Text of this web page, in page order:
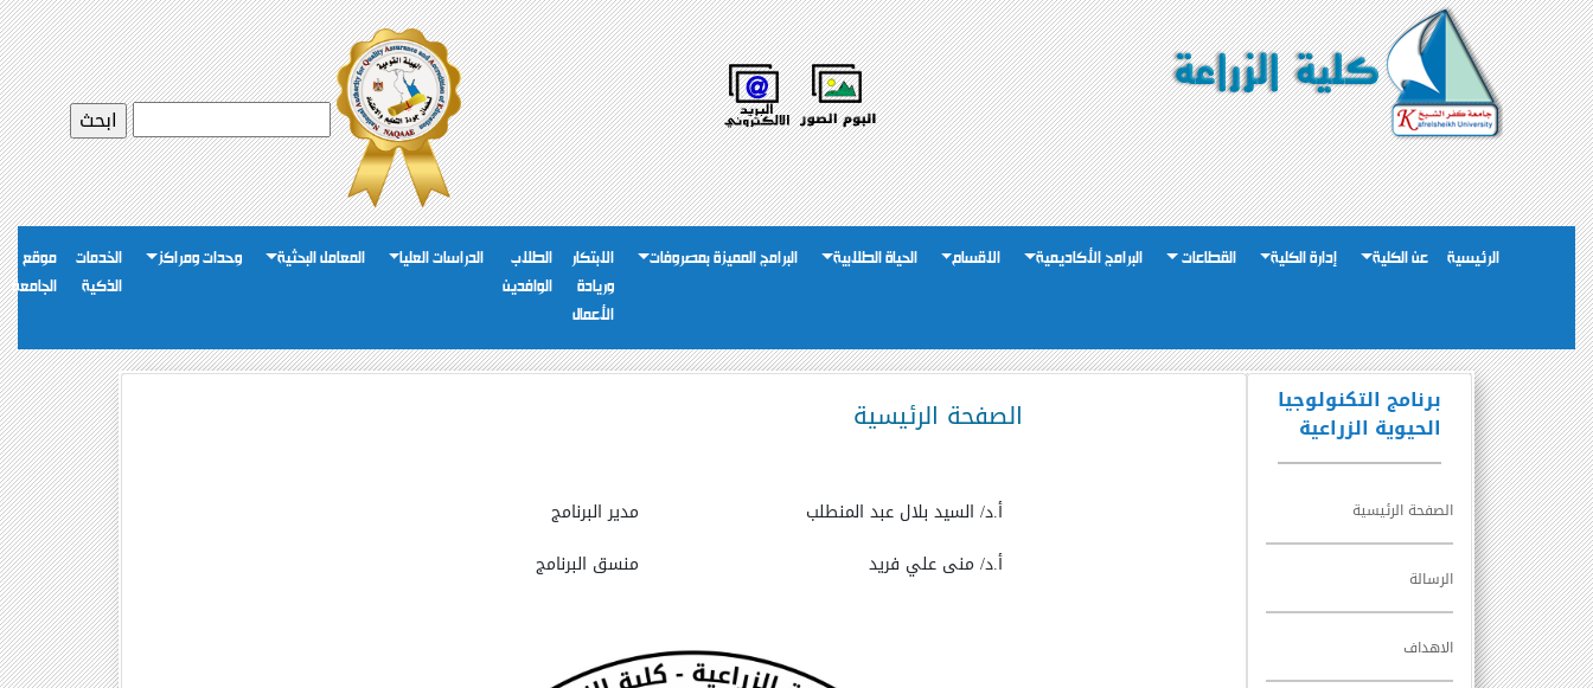
الرئيسية عن الكلية إدارة الكلية القطاعات البرامج الأكاديمية الاقسام الحياة الطلابية البرامج المميزة بمصروفات
الابتكار
وريادة
الأعمال
الطلاب
الوافدين
الدراسات العليا المعامل البحثية وحدات ومراكز
الخدمات
الذكية
موقع
الجامعة
برنامج التكنولوجيا
الحيوية الزراعية
الصفحة الرئيسية
الرسالة
الاهداف
الصفحة الرئيسية
أ.د/ السيد بلال عبد المنطلب
مدير البرنامج
أ.د/ منى علي فريد
منسق البرنامج